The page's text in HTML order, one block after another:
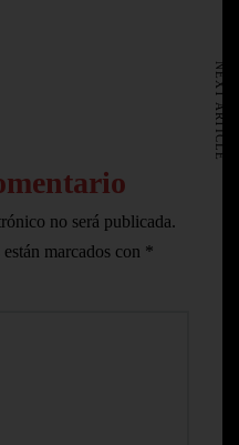
no será publicada.
marcados con *
NEXT ARTICLE